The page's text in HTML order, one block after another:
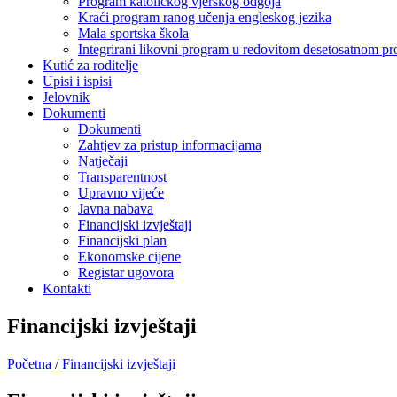
Kraći program ranog učenja engleskog jezika
Mala sportska škola
Integrirani likovni program u redovitom desetosatnom
Kutić za roditelje
Upisi i ispisi
Jelovnik
Dokumenti
Dokumenti
Zahtjev za pristup informacijama
Natječaji
Transparentnost
Upravno vijeće
Javna nabava
Financijski izvještaji
Financijski plan
Ekonomske cijene
Registar ugovora
Kontakti
Financijski izvještaji
Početna / Financijski izvještaji